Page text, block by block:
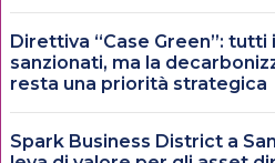
Direttiva “Case Green”:
sanzionati, ma la
resta una priorità strategica
Spark Business District a